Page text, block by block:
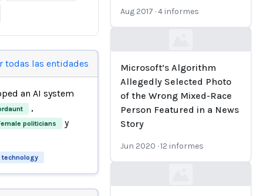
todas las entidades
an AI system
,
politicians y
Aug 2017 ·4 informes
Microsoft’s Algorithm
Allegedly Selected Photo
of the Wrong Mixed-Race
Person Featured in a News
Story
Jun 2020 ·12 informes